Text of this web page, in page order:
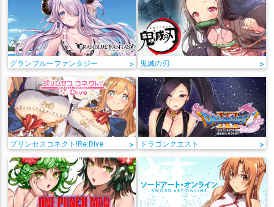
グランブルーファンタジー > 鬼滅の刃 >
プリンセスコネクト!Re:Dive > ドラゴンクエスト >